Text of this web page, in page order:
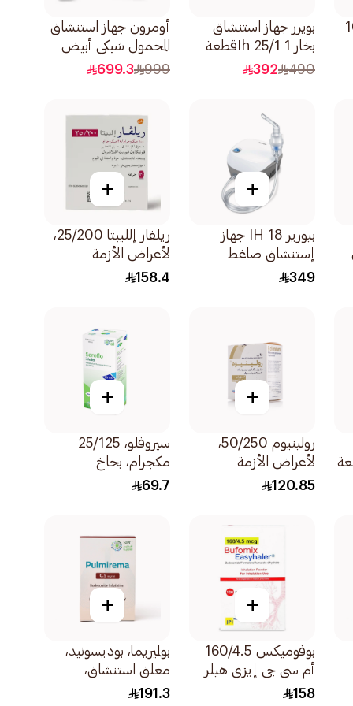
10
بويرر جهاز استنشاق
بخار Ih 25/1 1قطعة
490
392
أومرون جهاز استنشاق
المحمول شبكي أبيض
1قطعة
999
699.3
+
بيورير IH 18 جهاز
إستنشاق ضاغط
1قطعة
349
+
ريلفار إلليبتا 25/200،
لأعراض الأزمة
التنفسية والربو -
158.4
+
رولينيوم 50/250،
لأعراض الأزمة
التنفسية والربو -
120.85
+
سيروفلو، 25/125
مكجرام، بخاخ
69.7
+
بوفوميكس 160/4.5
أم سي جي إيزي هيلر
1قطعة
158
+
بولميريما، بوديسونيد،
معلق استنشاق،
0.5ملجرام/مل -191.3